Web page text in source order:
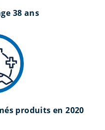
38 ans
produits en 2020